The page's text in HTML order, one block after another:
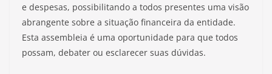
e despesas, possibilitando a todos presentes uma visão
abrangente sobre a situação financeira da entidade.
Esta assembleia é uma oportunidade para que todos
possam, debater ou esclarecer suas dúvidas.